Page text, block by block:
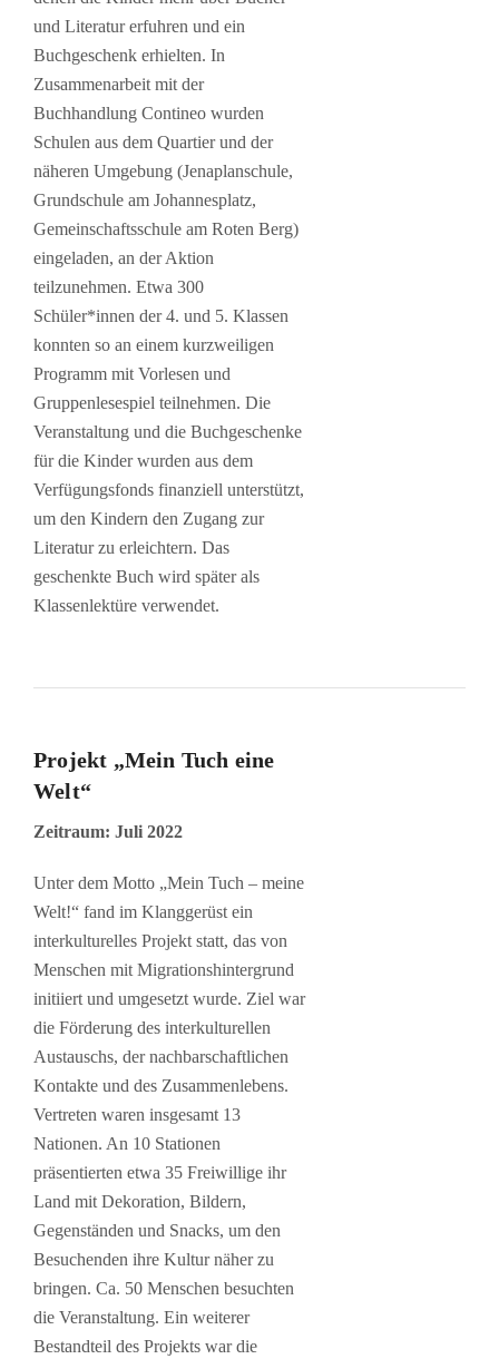
und Literatur erfuhren und ein
Buchgeschenk erhielten. In
Zusammenarbeit mit der
Buchhandlung Contineo wurden
Schulen aus dem Quartier und der
näheren Umgebung (Jenaplanschule,
Grundschule am Johannesplatz,
Gemeinschaftsschule am Roten Berg)
eingeladen, an der Aktion
teilzunehmen. Etwa 300
Schüler*innen der 4. und 5. Klassen
konnten so an einem kurzweiligen
Programm mit Vorlesen und
Gruppenlesespiel teilnehmen. Die
Veranstaltung und die Buchgeschenke
für die Kinder wurden aus dem
Verfügungsfonds finanziell unterstützt,
um den Kindern den Zugang zur
Literatur zu erleichtern. Das
geschenkte Buch wird später als
Klassenlektüre verwendet.
Projekt „Mein Tuch eine
Welt“
Zeitraum: Juli 2022
Unter dem Motto „Mein Tuch – meine
Welt!“ fand im Klanggerüst ein
interkulturelles Projekt statt, das von
Menschen mit Migrationshintergrund
initiiert und umgesetzt wurde. Ziel war
die Förderung des interkulturellen
Austauschs, der nachbarschaftlichen
Kontakte und des Zusammenlebens.
Vertreten waren insgesamt 13
Nationen. An 10 Stationen
präsentierten etwa 35 Freiwillige ihr
Land mit Dekoration, Bildern,
Gegenständen und Snacks, um den
Besuchenden ihre Kultur näher zu
bringen. Ca. 50 Menschen besuchten
die Veranstaltung. Ein weiterer
Bestandteil des Projekts war die